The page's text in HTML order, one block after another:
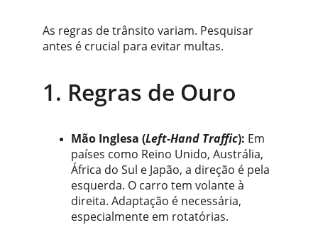
As regras de trânsito variam. Pesquisar
antes é crucial para evitar multas.
1. Regras de Ouro
Mão Inglesa (Left-Hand Traffic): Em
países como Reino Unido, Austrália,
África do Sul e Japão, a direção é pela
esquerda. O carro tem volante à
direita. Adaptação é necessária,
especialmente em rotatórias.